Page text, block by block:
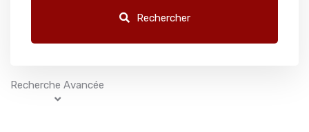
Rechercher
Recherche Avancée